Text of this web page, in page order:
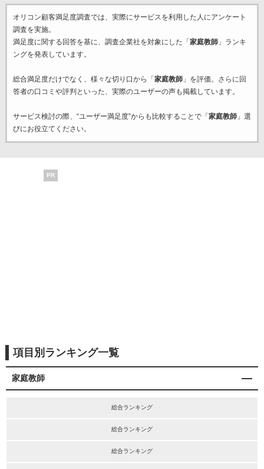
オリコン顧客満足度調査では、実際にサービスを利用した 人にアンケート
調査を実施。
満足度に関する回答を基に、調査企業社を対象にした「 家庭教師」ランキ
ングを発表しています。
総合満足度だけでなく、様々な切り口から「 家庭教師」を評価。さらに回
答者の口コミや評判といった、実際のユーザーの声も掲載しています。
サービス検討の際、“ユーザー満足度”からも比較することで「 家庭教師」選
びにお役立てください。
PR
項目別ランキング一覧
家庭教師
総合ランキング
総合ランキング
総合ランキング